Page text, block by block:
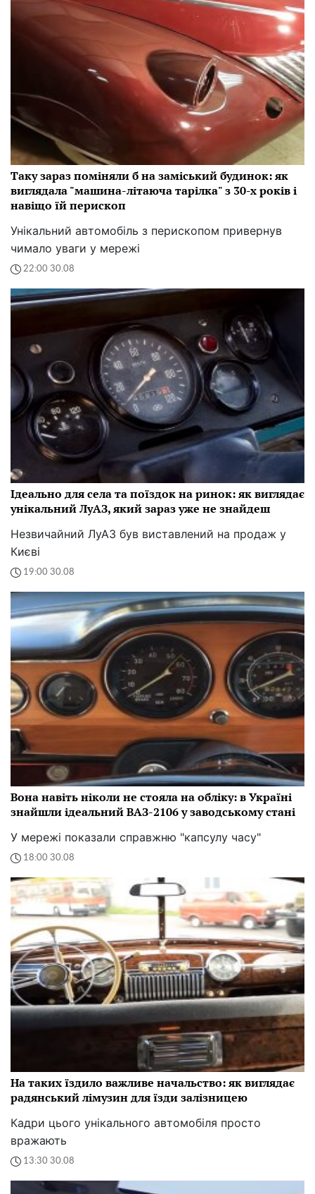
Таку зараз поміняли б на заміський будинок: як
виглядала "машина-літаюча тарілка" з 30-х років і
навіщо їй перископ
Унікальний автомобіль з перископом привернув
чимало уваги у мережі
22:00 30.08
Ідеально для села та поїздок на ринок: як виглядає
унікальний ЛуАЗ, який зараз уже не знайдеш
Незвичайний ЛуАЗ був виставлений на продаж у
Києві
19:00 30.08
Вона навіть ніколи не стояла на обліку: в Україні
знайшли ідеальний ВАЗ-2106 у заводському стані
У мережі показали справжню "капсулу часу"
18:00 30.08
На таких їздило важливе начальство: як виглядає
радянський лімузин для їзди залізницею
Кадри цього унікального автомобіля просто
вражають
13:30 30.08